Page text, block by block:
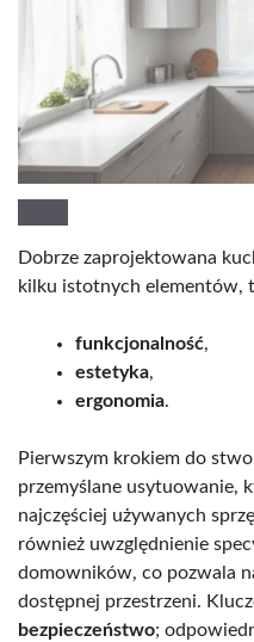
Dobrze zaprojektowana
kilku istotnych elementów,
funkcjonalność,
estetyka,
ergonomia.
Pierwszym krokiem do
przemyślane usytuowanie,
najczęściej używanych
również uwzględnienie
domowników, co pozwala
dostępnej przestrzeni.
bezpieczeństwo;